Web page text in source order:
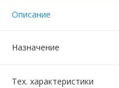
Описание
Назначение
Тех. характеристики